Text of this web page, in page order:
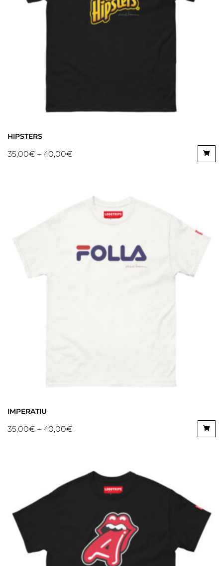
HIPSTERS
35,00€ – 40,00€
IMPERATIU
35,00€ – 40,00€